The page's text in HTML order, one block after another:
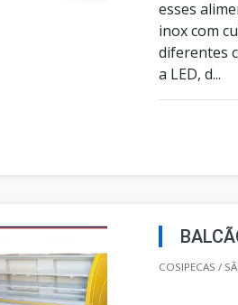
esses
inox com
diferentes
a LED, d...
COSIPECAS /